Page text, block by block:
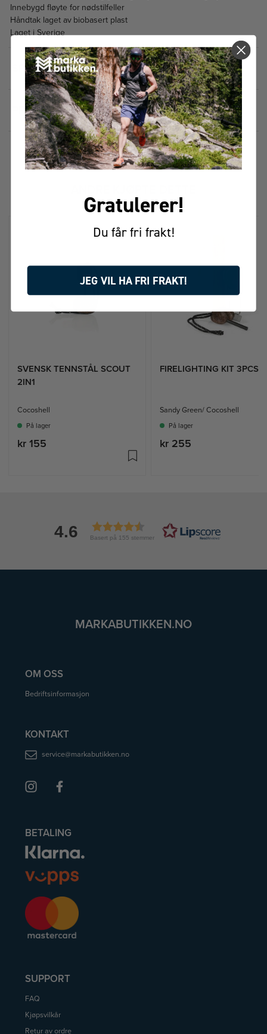
Innebygd fløyte for nødstilfeller
Håndtak laget av biobasert plast
Laget i Sverige
SPESIFIKASJONER 1
PRISHISTORIKK
FÅR VI FORESLÅ
SVENSK TENNSTÅL SCOUT
2IN1
Cocoshell
På lager
kr 155
FIRELIGHTING KIT 3PCS
Sandy Green/ Cocoshell
På lager
kr 255
4.6 Basert på 155 stemmer
MARKABUTIKKEN.NO
OM OSS
Bedriftsinformasjon
KONTAKT
service@markabutikken.no
BETALING
SUPPORT
FAQ
Kjøpsvilkår
Retur av ordre
Gratulerer!
Du får fri frakt!
JEG VIL HA FRI FRAKT!